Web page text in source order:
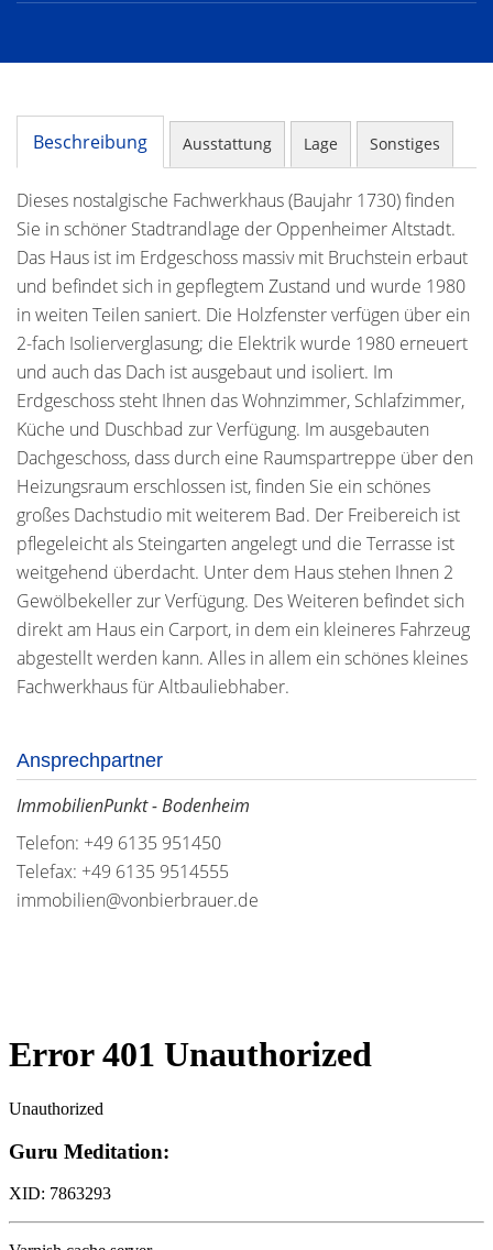
Beschreibung Ausstattung Lage Sonstiges
Dieses nostalgische Fachwerkhaus (Baujahr 1730) finden
Sie in schöner Stadtrandlage der Oppenheimer Altstadt.
Das Haus ist im Erdgeschoss massiv mit Bruchstein erbaut
und befindet sich in gepflegtem Zustand und wurde 1980
in weiten Teilen saniert. Die Holzfenster verfügen über ein
2-fach Isolierverglasung; die Elektrik wurde 1980 erneuert
und auch das Dach ist ausgebaut und isoliert. Im
Erdgeschoss steht Ihnen das Wohnzimmer, Schlafzimmer,
Küche und Duschbad zur Verfügung. Im ausgebauten
Dachgeschoss, dass durch eine Raumspartreppe über den
Heizungsraum erschlossen ist, finden Sie ein schönes
großes Dachstudio mit weiterem Bad. Der Freibereich ist
pflegeleicht als Steingarten angelegt und die Terrasse ist
weitgehend überdacht. Unter dem Haus stehen Ihnen 2
Gewölbekeller zur Verfügung. Des Weiteren befindet sich
direkt am Haus ein Carport, in dem ein kleineres Fahrzeug
abgestellt werden kann. Alles in allem ein schönes kleines
Fachwerkhaus für Altbauliebhaber.
Ansprechpartner
ImmobilienPunkt - Bodenheim
Telefon: +49 6135 951450
Telefax: +49 6135 9514555
immobilien@vonbierbrauer.de